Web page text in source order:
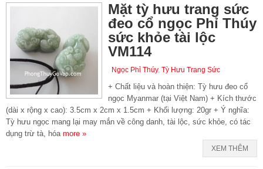
Mặt tỳ hưu trang sức
đeo cổ ngọc Phỉ Thúy
sức khỏe tài lộc
VM114
Ngọc Phỉ Thúy, Tỳ Hưu Trang Sức
+ Chất liệu và hoàn thiện: Tỳ hưu đeo cổ
ngọc Myanmar (tại Việt Nam) + Kích thước
(dài x rộng x cao): 3.5cm x 2cm x 1.5cm + Khối lượng: 20gr + Ý nghĩa:
Tỳ hưu ngọc mang lại may mắn về công danh, tài lộc, sức khỏe, có tác
dụng trừ tà, hóa more »
XEM THÊM